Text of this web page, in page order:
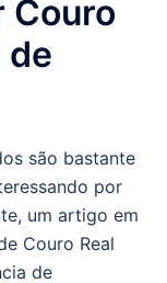
Couro
de
são bastante
por
um artigo em
Couro Real
de